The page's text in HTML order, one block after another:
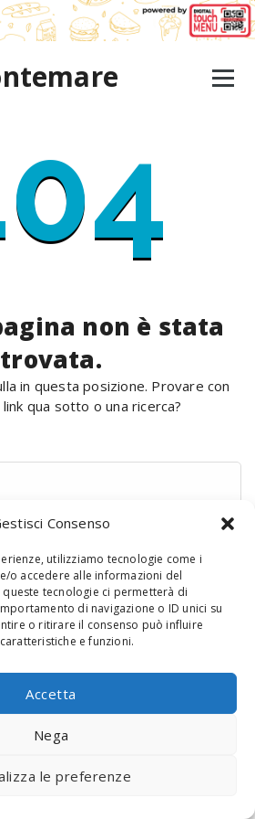
Consenso
utilizziamo tecnologie come i
o accedere alle informazioni del
tecnologie ci permetterà di
di navigazione o ID unici su
o ritirare il consenso può influire
e funzioni.
Accetta
Nega
le preferenze
non è stata
trovata.
in questa posizione. Provare con
qua sotto o una ricerca?
Menu realizzato da